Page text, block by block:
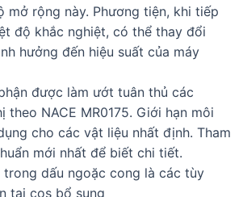
mở rộng này. Phương tiện, khi tiếp
độ khắc nghiệt, có thể thay đổi
hưởng đến hiệu suất của máy
được làm ướt tuân thủ các
theo NACE MR0175. Giới hạn môi
cho các vật liệu nhất định. Tham
mới nhất để biết chi tiết.
trong dấu ngoặc cong là các tùy
tại cos bổ sung